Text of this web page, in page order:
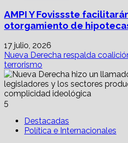
AMPI Y Fovissste
otorgamiento de
17 julio, 2026
Nueva Derecha respalda
terrorismo
5
Destacadas
Política e Internacionales